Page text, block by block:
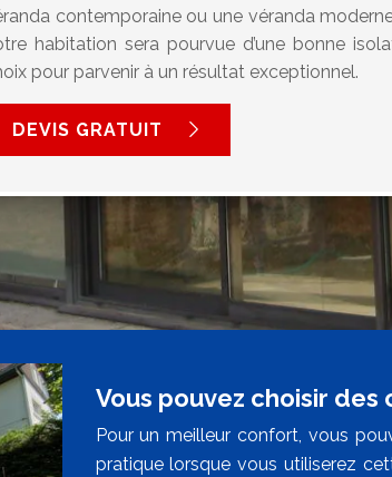
contemporaine ou une véranda
habitation sera pourvue d’une bonne
pour parvenir à un résultat exceptionnel.
DEVIS GRATUIT
Vous pouvez choisir
Pour un meilleur confort, vous
pratique lorsque vous utiliserez